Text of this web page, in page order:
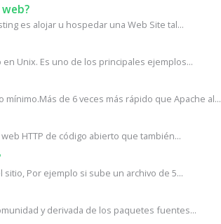
es alojar u hospedar una Web Site tal...
Unix. Es uno de los principales ejemplos...
de 6 veces más rápido que Apache al...
HTTP de código abierto que también...
Por ejemplo si sube un archivo de 5...
y derivada de los paquetes fuentes...